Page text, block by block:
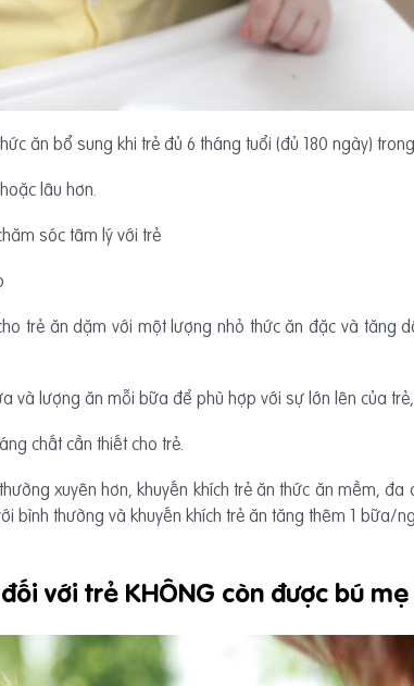
ăn bổ sung khi trẻ đủ 6 tháng tuổi (đủ 180 ngày)
lâu hơn.
sóc tâm lý với trẻ
trẻ ăn dặm với một lượng nhỏ thức ăn đặc và tăng
và lượng ăn mỗi bữa để phù hợp với sự lớn lên của
chất cần thiết cho trẻ.
xuyên hơn, khuyến khích trẻ ăn thức ăn mềm,
bình thường và khuyến khích trẻ ăn tăng thêm 1 bữa/
với trẻ KHÔNG còn được bú